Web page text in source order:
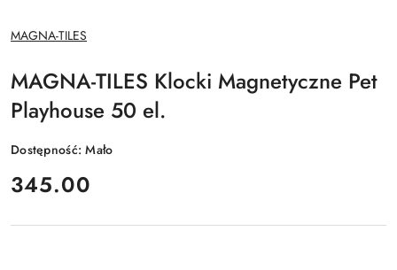
NAZWA
PRODUCENTA:
MAGNA-TILES
MAGNA-TILES Klocki Magnetyczne Pet
Playhouse 50 el.
Dostępność:Mało
cena:
345.00